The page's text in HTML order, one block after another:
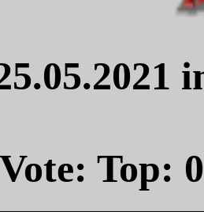
Vote: Top: 0